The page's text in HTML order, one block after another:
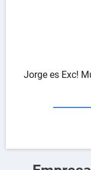
Jorge es Exc!